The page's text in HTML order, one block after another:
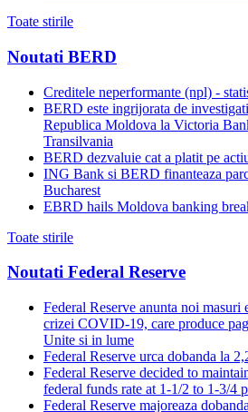
Toate stirile
Noutati BERD
Creditele neperformante (npl) -
BERD este ingrijorata de
Republica Moldova la Victoria
Transilvania
BERD dezvaluie cat a platit pe
ING Bank si BERD finanteaza
Bucharest
EBRD hails Moldova banking
Toate stirile
Noutati Federal Reserve
Federal Reserve anunta noi masuri
crizei COVID-19, care produce
Unite si in lume
Federal Reserve urca dobanda la
Federal Reserve decided to
federal funds rate at 1-1/2 to 1-3/4
Federal Reserve majoreaza